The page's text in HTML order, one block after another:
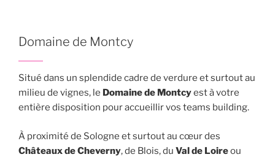
Domaine de Montcy
Situé dans un splendide cadre de verdure et surtout au
milieu de vignes, le Domaine de Montcyest à votre
entière disposition pour accueillir vos teams building.
À proximité de Sologne et surtout au cœur des
Châteaux de Cheverny, de Blois, du Val de Loireou